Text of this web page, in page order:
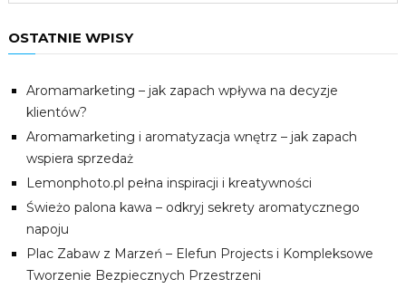
OSTATNIE WPISY
Aromamarketing – jak zapach wpływa na decyzje
klientów?
Aromamarketing i aromatyzacja wnętrz – jak zapach
wspiera sprzedaż
Lemonphoto.pl pełna inspiracji i kreatywności
Świeżo palona kawa – odkryj sekrety aromatycznego
napoju
Plac Zabaw z Marzeń – Elefun Projects i Kompleksowe
Tworzenie Bezpiecznych Przestrzeni